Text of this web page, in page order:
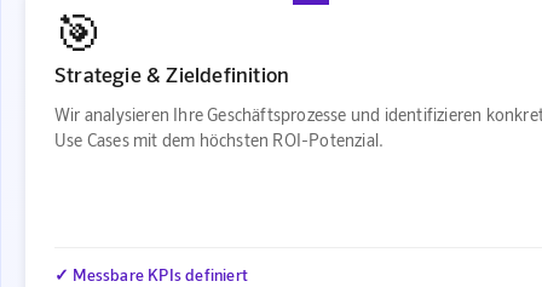
🎯
Strategie & Zieldefinition
Wir analysieren Ihre Geschäftsprozesse und identifizieren
Use Cases mit dem höchsten ROI-Potenzial.
✓ Messbare KPIs definiert